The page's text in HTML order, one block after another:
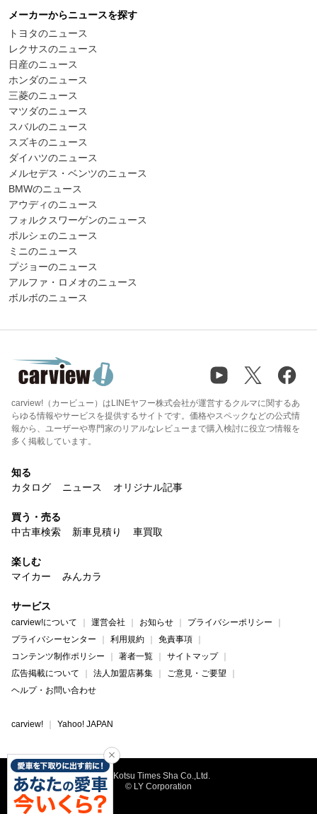
メーカーからニュースを探す
トヨタのニュース
レクサスのニュース
日産のニュース
ホンダのニュース
三菱のニュース
マツダのニュース
スバルのニュース
スズキのニュース
ダイハツのニュース
メルセデス・ベンツのニュース
BMWのニュース
アウディのニュース
フォルクスワーゲンのニュース
ポルシェのニュース
ミニのニュース
プジョーのニュース
アルファ・ロメオのニュース
ボルボのニュース
carview!（カービュー）はLINEヤフー株式会社が運営するクルマに関するあ
らゆる情報やサービスを提供するサイトです。価格やスペックなどの公式情
報から、ユーザーや専門家のリアルなレビューまで購入検討に役立つ情報を
多く掲載しています。
知る
カタログ
ニュース オリジナル記事
買う・売る
中古車検索
新車見積り 車買取
楽しむ
マイカー
みんカラ
サービス
carview!について 運営会社 お知らせ
プライバシーポリシー
プライバシーセンター
利用規約
免責事項
コンテンツ制作ポリシー
著者一覧
サイトマップ
広告掲載について
法人加盟店募集
ご意見・ご要望
ヘルプ・お問い合わせ
carview! Yahoo! JAPAN
©Kotsu Times Sha Co.,Ltd.
© LY Corporation